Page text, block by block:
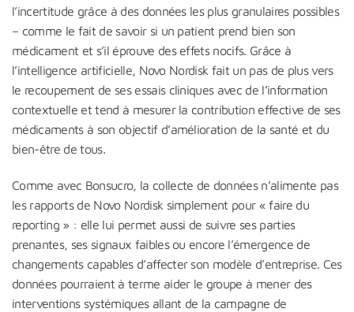
l’incertitude grâce à des données les plus granulaires possibles
– comme le fait de savoir si un patient prend bien son
médicament et s’il éprouve des effets nocifs. Grâce à
l’intelligence artificielle, Novo Nordisk fait un pas de plus vers
le recoupement de ses essais cliniques avec de l’information
contextuelle et tend à mesurer la contribution effective de ses
médicaments à son objectif d’amélioration de la santé et du
bien-être de tous.
Comme avec Bonsucro, la collecte de données n’alimente pas
les rapports de Novo Nordisk simplement pour « faire du
reporting » : elle lui permet aussi de suivre ses parties
prenantes, ses signaux faibles ou encore l’émergence de
changements capables d’affecter son modèle d’entreprise. Ces
données pourraient à terme aider le groupe à mener des
interventions systémiques allant de la campagne de